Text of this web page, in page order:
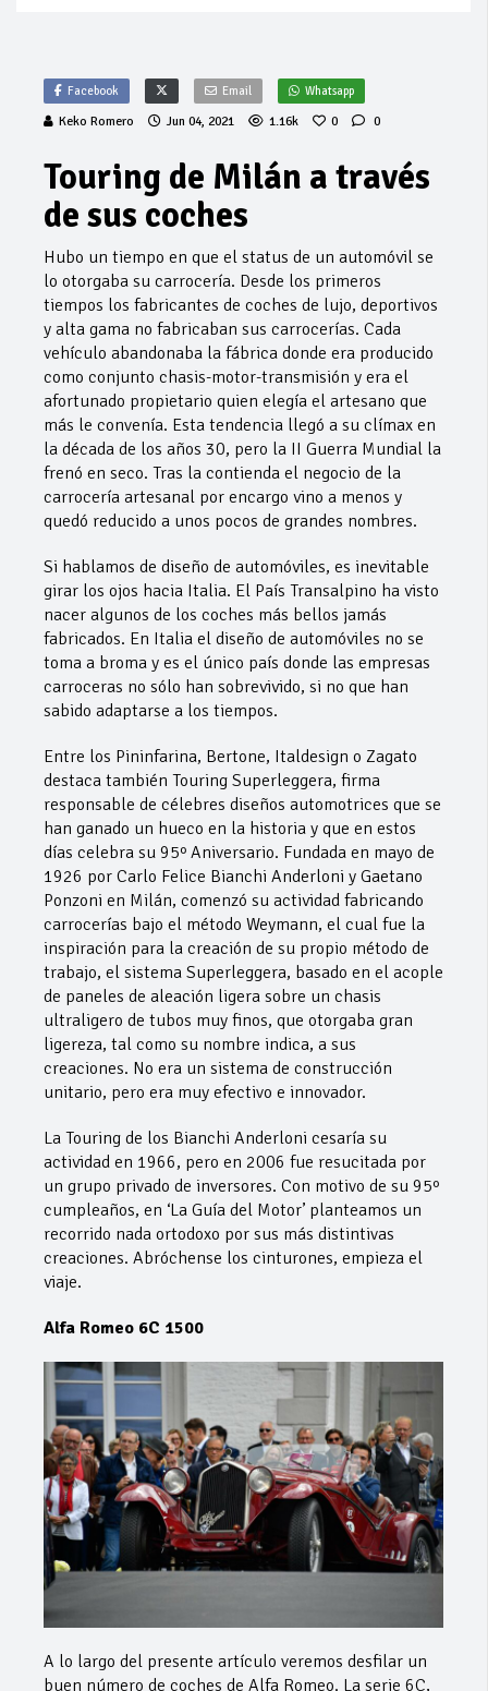
Facebook Email Whatsapp
Keko Romero Jun 04, 2021 1.16k 0 0
Touring de Milán a través
de sus coches
Hubo un tiempo en que el status de un automóvil se
lo otorgaba su carrocería. Desde los primeros
tiempos los fabricantes de coches de lujo, deportivos
y alta gama no fabricaban sus carrocerías. Cada
vehículo abandonaba la fábrica donde era producido
como conjunto chasis-motor-transmisión y era el
afortunado propietario quien elegía el artesano que
más le convenía. Esta tendencia llegó a su clímax en
la década de los años 30, pero la II Guerra Mundial la
frenó en seco. Tras la contienda el negocio de la
carrocería artesanal por encargo vino a menos y
quedó reducido a unos pocos de grandes nombres.
Si hablamos de diseño de automóviles, es inevitable
girar los ojos hacia Italia. El País Transalpino ha visto
nacer algunos de los coches más bellos jamás
fabricados. En Italia el diseño de automóviles no se
toma a broma y es el único país donde las empresas
carroceras no sólo han sobrevivido, si no que han
sabido adaptarse a los tiempos.
Entre los Pininfarina, Bertone, Italdesign o Zagato
destaca también Touring Superleggera, firma
responsable de célebres diseños automotrices que se
han ganado un hueco en la historia y que en estos
días celebra su 95º Aniversario. Fundada en mayo de
1926 por Carlo Felice Bianchi Anderloni y Gaetano
Ponzoni en Milán, comenzó su actividad fabricando
carrocerías bajo el método Weymann, el cual fue la
inspiración para la creación de su propio método de
trabajo, el sistema Superleggera, basado en el acople
de paneles de aleación ligera sobre un chasis
ultraligero de tubos muy finos, que otorgaba gran
ligereza, tal como su nombre indica, a sus
creaciones. No era un sistema de construcción
unitario, pero era muy efectivo e innovador.
La Touring de los Bianchi Anderloni cesaría su
actividad en 1966, pero en 2006 fue resucitada por
un grupo privado de inversores. Con motivo de su 95º
cumpleaños, en ‘La Guía del Motor’ planteamos un
recorrido nada ortodoxo por sus más distintivas
creaciones. Abróchense los cinturones, empieza el
viaje.
Alfa Romeo 6C 1500
A lo largo del presente artículo veremos desfilar un
buen número de coches de Alfa Romeo. La serie 6C,